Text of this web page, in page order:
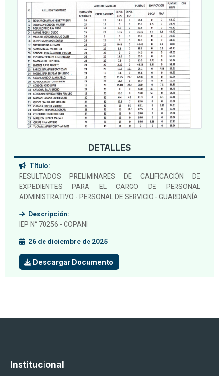
DETALLES
Título:
RESULTADOS PRELIMINARES DE CALIFICACIÓN DE
EXPEDIENTES PARA EL CARGO DE PERSONAL
ADMINISTRATIVO - PERSONAL DE SERVICIO - GUARDIANÍA
Descripción:
IEP N° 70256 - COPANI
26 de diciembre de 2025
Descargar Documento
Institucional